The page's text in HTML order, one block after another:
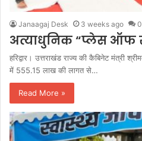
Janaagaj Desk 3 weeks ago 0
अत्याधुनिक “प्लेस ऑफ
हरिद्वार। उत्तराखंड राज्य की कैबिनेट मंत्री
में 555.15 लाख की लागत से…
Read More »